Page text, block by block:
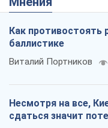
Как противостоять
баллистике
Виталий Портников
Несмотря на все,
сдаться значит